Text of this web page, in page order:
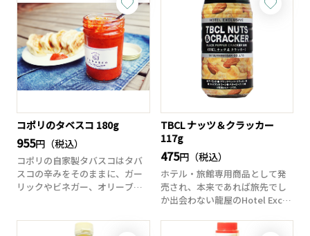
コポリのタベスコ 180g
955円（税込）
コポリの自家製タバスコはタバ
スコの辛みをそのままに、ガー
リックやビネガー、オリーブオ
TBCL ナッツ＆クラッカー
117g
475円（税込）
ホテル・旅館専用商品として発
売され、本来であれば旅先でし
か出会わない龍屋のHotel Exclu